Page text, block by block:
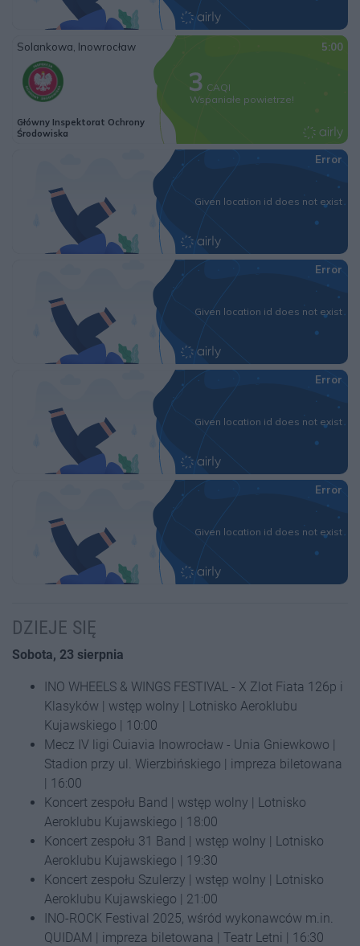
DZIEJE SIĘ
Sobota, 23 sierpnia
INO WHEELS & WINGS FESTIVAL - X Zlot Fiata 126p i
Klasyków | wstęp wolny | Lotnisko Aeroklubu
Kujawskiego | 10:00
Mecz IV ligi Cuiavia Inowrocław - Unia Gniewkowo |
Stadion przy ul. Wierzbińskiego | impreza biletowana
| 16:00
Koncert zespołu Band | wstęp wolny | Lotnisko
Aeroklubu Kujawskiego | 18:00
Koncert zespołu 31 Band | wstęp wolny | Lotnisko
Aeroklubu Kujawskiego | 19:30
Koncert zespołu Szulerzy | wstęp wolny | Lotnisko
Aeroklubu Kujawskiego | 21:00
INO-ROCK Festival 2025, wśród wykonawców m.in.
QUIDAM | impreza biletowana | Teatr Letni | 16:30